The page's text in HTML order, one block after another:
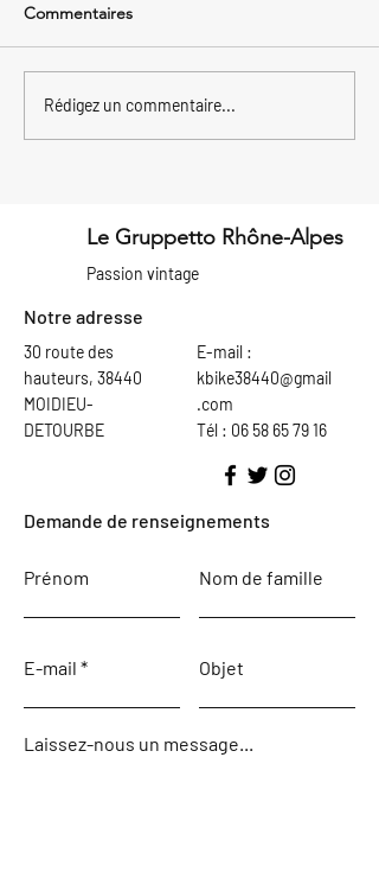
Paul et Laurent
s'apprêtent à vivre une
Commentaires
Rédigez un commentaire...
Le Gruppetto Rhône-Alpes
Passion vintage
Notre adresse
30 route des
hauteurs, 38440
MOIDIEU-
DETOURBE
E-mail :
kbike38440@gmail
.com
Tél : 06 58 65 79 16
Demande de renseignements
Prénom Nom de famille
E-mail Objet
Laissez-nous un message...